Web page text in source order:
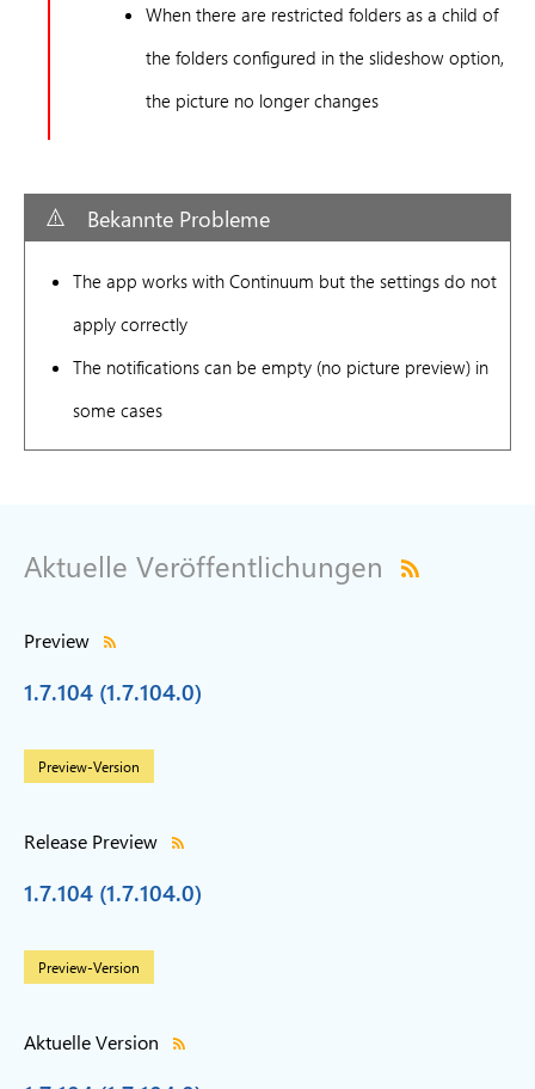
When there are restricted folders as a child of
the folders configured in the slideshow option,
the picture no longer changes
Bekannte Probleme
The app works with Continuum but the settings do not
apply correctly
The notifications can be empty (no picture preview) in
some cases
Aktuelle Veröffentlichungen
Preview
1.7.104 (1.7.104.0)
Preview-Version
Release Preview
1.7.104 (1.7.104.0)
Preview-Version
Aktuelle Version